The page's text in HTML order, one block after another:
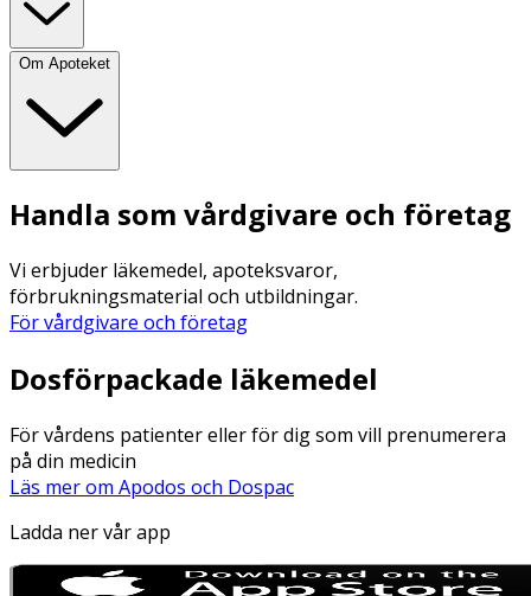
Om Apoteket
Handla som vårdgivare och företag
Vi erbjuder läkemedel, apoteksvaror,
förbrukningsmaterial och utbildningar.
För vårdgivare och företag
Dosförpackade läkemedel
För vårdens patienter eller för dig som vill prenumerera
på din medicin
Läs mer om Apodos och Dospac
Ladda ner vår app